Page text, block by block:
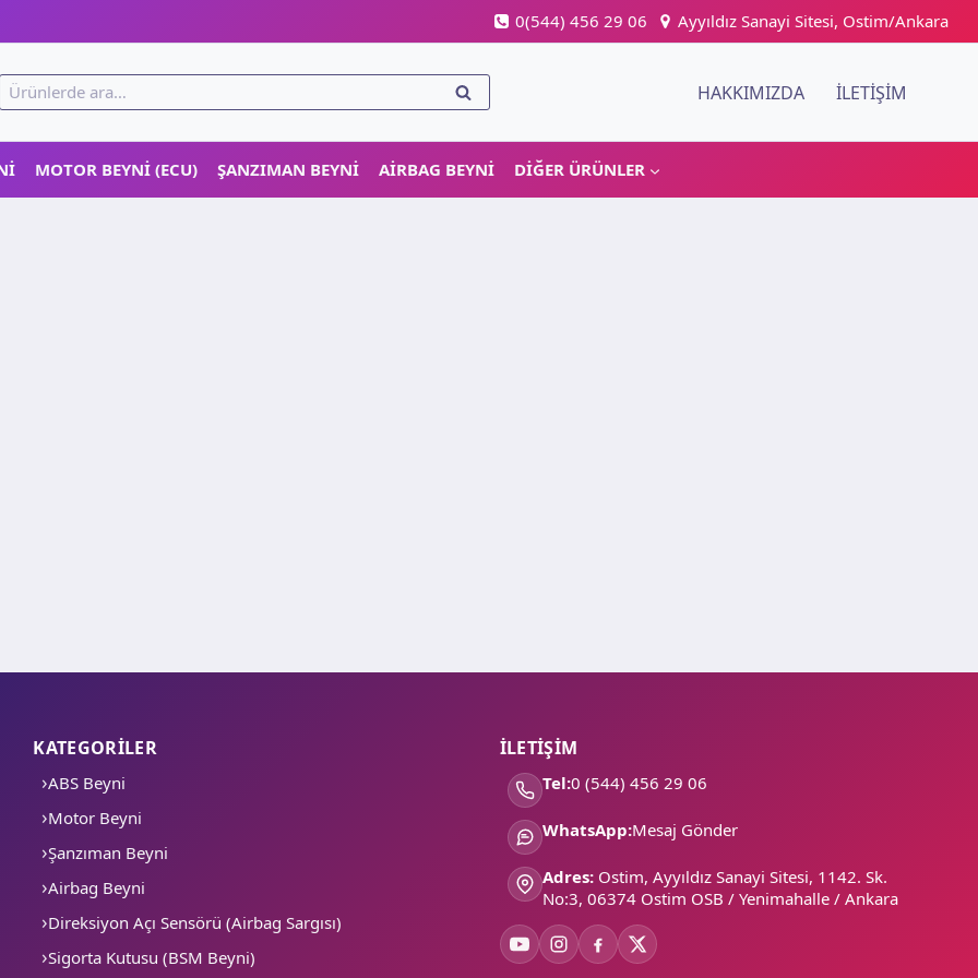
0(544) 456 29 06 Ayyıldız Sanayi Sitesi, Ostim/Ankara
Ara:
ARA HAKKIMIZDA İLETIŞIM
MOTOR BEYNI (ECU) ŞANZIMAN BEYNI AIRBAG BEYNI DIĞER ÜRÜNLER
KATEGORİLER
ABS Beyni
Motor Beyni
Şanzıman Beyni
Airbag Beyni
Direksiyon Açı Sensörü (Airbag Sargısı)
Sigorta Kutusu (BSM Beyni)
İLETİŞİM
Tel:0 (544) 456 29 06
WhatsApp:Mesaj Gönder
Adres: Ostim, Ayyıldız Sanayi Sitesi, 1142. Sk.
No:3, 06374 Ostim OSB / Yenimahalle / Ankara